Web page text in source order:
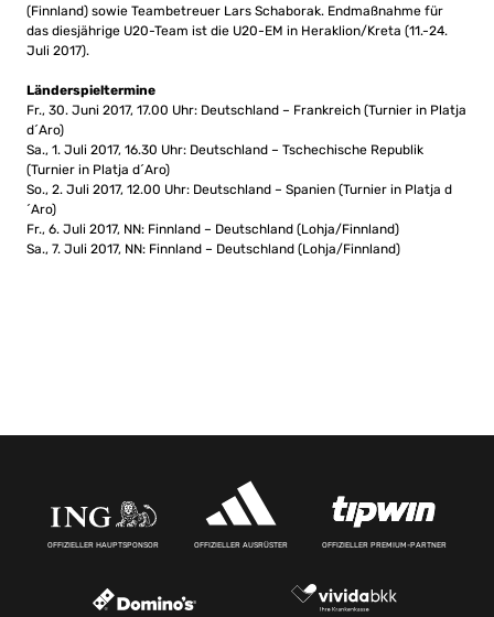
(Finnland) sowie Teambetreuer Lars Schaborak. Endmaßnahme für
das diesjährige U20-Team ist die U20-EM in Heraklion/Kreta (11.-24.
Juli 2017).
Länderspieltermine
Fr., 30. Juni 2017, 17.00 Uhr: Deutschland – Frankreich (Turnier in Platja
d´Aro)
Sa., 1. Juli 2017, 16.30 Uhr: Deutschland – Tschechische Republik
(Turnier in Platja d´Aro)
So., 2. Juli 2017, 12.00 Uhr: Deutschland – Spanien (Turnier in Platja d
´Aro)
Fr., 6. Juli 2017, NN: Finnland – Deutschland (Lohja/Finnland)
Sa., 7. Juli 2017, NN: Finnland – Deutschland (Lohja/Finnland)
OFFIZIELLER HAUPTSPONSOR OFFIZIELLER AUSRÜSTER OFFIZIELLER PREMIUM-PARTNER